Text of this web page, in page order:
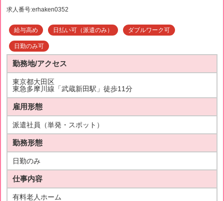
求人番号:erhaken0352
給与高め 日払い可（派遣のみ） ダブルワーク可
日勤のみ可
勤務地/アクセス
東京都大田区
東急多摩川線「武蔵新田駅」徒歩11分
雇用形態
派遣社員（単発・スポット）
勤務形態
日勤のみ
仕事内容
有料老人ホーム